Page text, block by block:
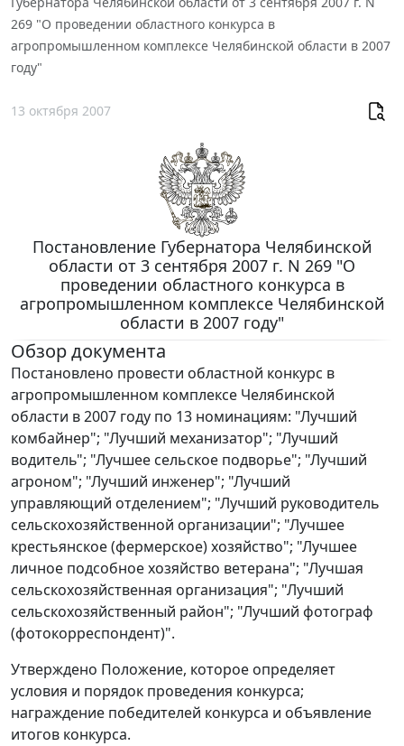
269 "О проведении областного конкурса в
агропромышленном комплексе Челябинской области в 2007
году"
13 октября 2007
Постановление Губернатора Челябинской
области от 3 сентября 2007 г. N 269 "О
проведении областного конкурса в
агропромышленном комплексе Челябинской
области в 2007 году"
Обзор документа
Постановлено провести областной конкурс в
агропромышленном комплексе Челябинской
области в 2007 году по 13 номинациям: "Лучший
комбайнер"; "Лучший механизатор"; "Лучший
водитель"; "Лучшее сельское подворье"; "Лучший
агроном"; "Лучший инженер"; "Лучший
управляющий отделением"; "Лучший руководитель
сельскохозяйственной организации"; "Лучшее
крестьянское (фермерское) хозяйство"; "Лучшее
личное подсобное хозяйство ветерана"; "Лучшая
сельскохозяйственная организация"; "Лучший
сельскохозяйственный район"; "Лучший фотограф
(фотокорреспондент)".
Утверждено Положение, которое определяет
условия и порядок проведения конкурса;
награждение победителей конкурса и объявление
итогов конкурса.